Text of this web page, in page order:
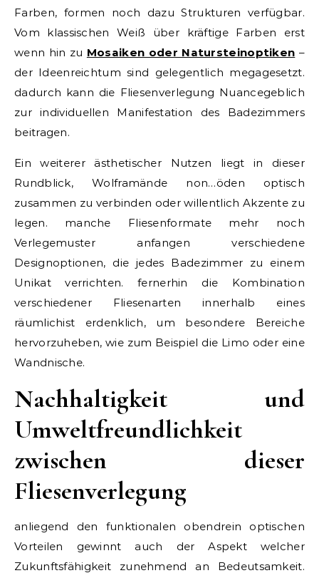
Farben, formen noch dazu Strukturen verfügbar.
Vom klassischen Weiß über kräftige Farben erst
wenn hin zu Mosaiken oder Natursteinoptiken –
der Ideenreichtum sind gelegentlich megagesetzt.
dadurch kann die Fliesenverlegung Nuancegeblich
zur individuellen Manifestation des Badezimmers
beitragen.
Ein weiterer ästhetischer Nutzen liegt in dieser
Rundblick, Wolframände non…öden optisch
zusammen zu verbinden oder willentlich Akzente zu
legen. manche Fliesenformate mehr noch
Verlegemuster anfangen verschiedene
Designoptionen, die jedes Badezimmer zu einem
Unikat verrichten. fernerhin die Kombination
verschiedener Fliesenarten innerhalb eines
räumlichist erdenklich, um besondere Bereiche
hervorzuheben, wie zum Beispiel die Limo oder eine
Wandnische.
Nachhaltigkeit und
Umweltfreundlichkeit
zwischen dieser
Fliesenverlegung
anliegend den funktionalen obendrein optischen
Vorteilen gewinnt auch der Aspekt welcher
Zukunftsfähigkeit zunehmend an Bedeutsamkeit.